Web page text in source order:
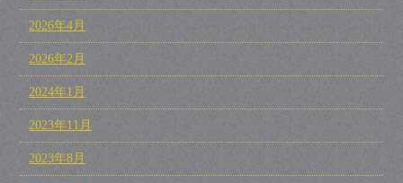
2026年4月
2026年2月
2024年1月
2023年11月
2023年8月